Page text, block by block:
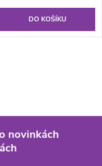
DO KOŠÍKU
novinkách